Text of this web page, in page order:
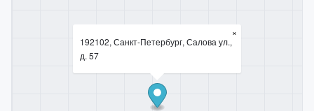
192102, Санкт-Петербург, Салова ул.,
д. 57
×